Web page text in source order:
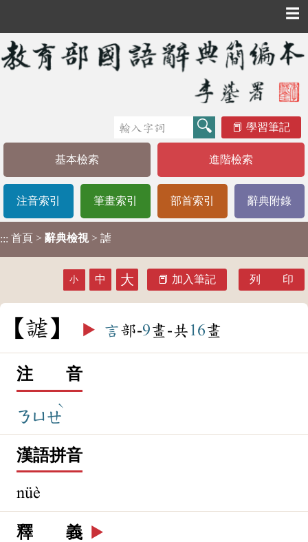
☰
學習筆記
基本檢索 進階檢索
注音索引 筆畫索引 部首索引 辭典附錄
::: 首頁 > 辭典檢視 > 謔
小 中 大 加入筆記 列 印
謔 ▶️ 言部-9畫-共 16畫
注 音
ㄋㄩㄝ
ˋ
漢語拼音
nüè
釋 義 ▶️